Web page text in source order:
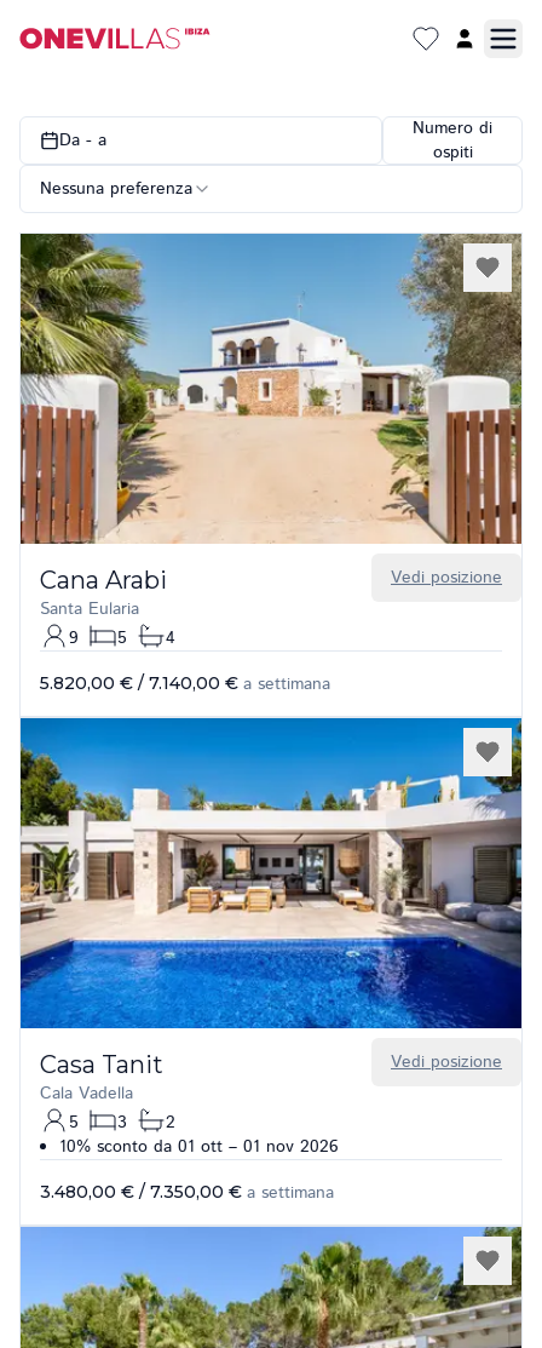
Da - a
Numero di
ospiti
Nessuna preferenza
Vedi posizione
Cana Arabi
Santa Eularia
9
5 4
5.820,00 € / 7.140,00 € a settimana
Vedi posizione
Casa Tanit
Cala Vadella
5
3
2
10% sconto da 01 ott – 01 nov 2026
3.480,00 € / 7.350,00 € a settimana